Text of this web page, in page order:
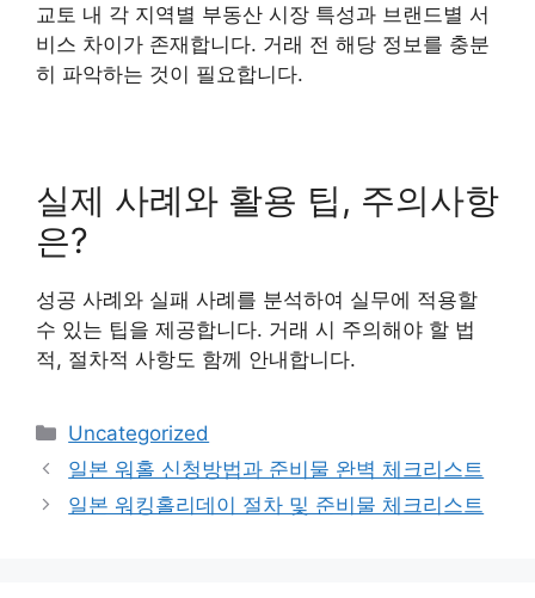
교토 내 각 지역별 부동산 시장 특성과 브랜드별 서
비스 차이가 존재합니다. 거래 전 해당 정보를 충분
히 파악하는 것이 필요합니다.
실제 사례와 활용 팁, 주의사항
은?
성공 사례와 실패 사례를 분석하여 실무에 적용할
수 있는 팁을 제공합니다. 거래 시 주의해야 할 법
적, 절차적 사항도 함께 안내합니다.
Categories
Uncategorized
일본 워홀 신청방법과 준비물 완벽 체크리스트
일본 워킹홀리데이 절차 및 준비물 체크리스트